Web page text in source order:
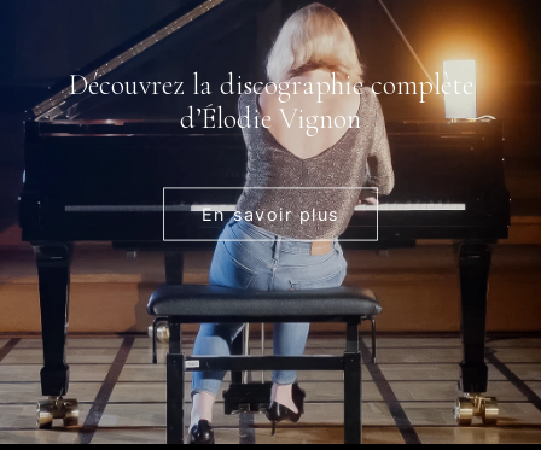
Découvrez la discographie complète
d’Élodie Vignon
En savoir plus